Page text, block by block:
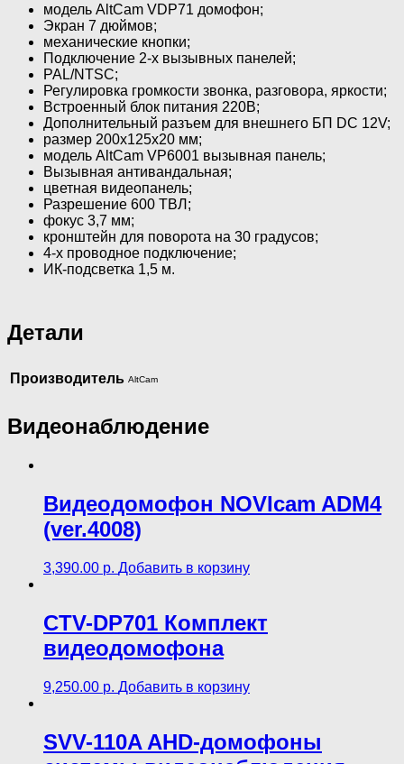
модель AltСam VDP71 домофон;
Экран 7 дюймов;
механические кнопки;
Подключение 2-х вызывных панелей;
PAL/NTSC;
Регулировка громкости звонка, разговора, яркости;
Встроенный блок питания 220В;
Дополнительный разъем для внешнего БП DC 12V;
размер 200x125x20 мм;
модель AltСam VP6001 вызывная панель;
Вызывная антивандальная;
цветная видеопанель;
Разрешение 600 ТВЛ;
фокус 3,7 мм;
кронштейн для поворота на 30 градусов;
4-х проводное подключение;
ИК-подсветка 1,5 м.
Детали
Производитель AltCam
Видеонаблюдение
Видеодомофон NOVIcam ADM4
(ver.4008)
3,390.00 р. Добавить в корзину
CTV-DP701 Комплект
видеодомофона
9,250.00 р. Добавить в корзину
SVV-110A AHD-домофоны